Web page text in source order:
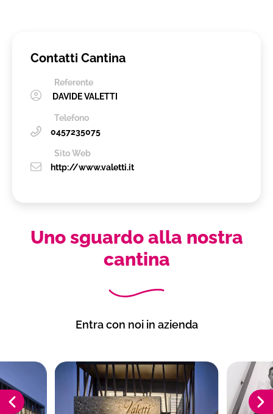
Contatti Cantina
Referente
DAVIDE VALETTI
Telefono
0457235075
Sito Web
http://www.valetti.it
Uno sguardo alla nostra
cantina
Entra con noi in azienda